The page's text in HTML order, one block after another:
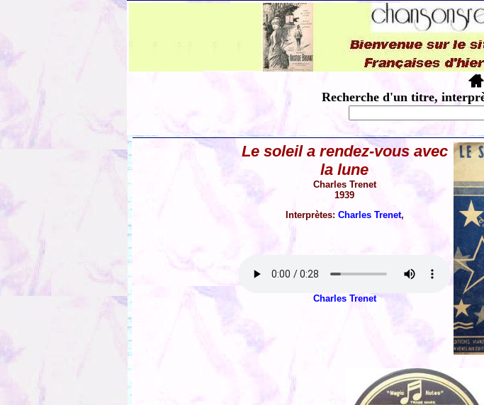
Recherche d'un titre,
Le soleil a rendez-vous avec
la lune
Charles Trenet
1939
Interprètes: Charles Trenet,
Charles Trenet